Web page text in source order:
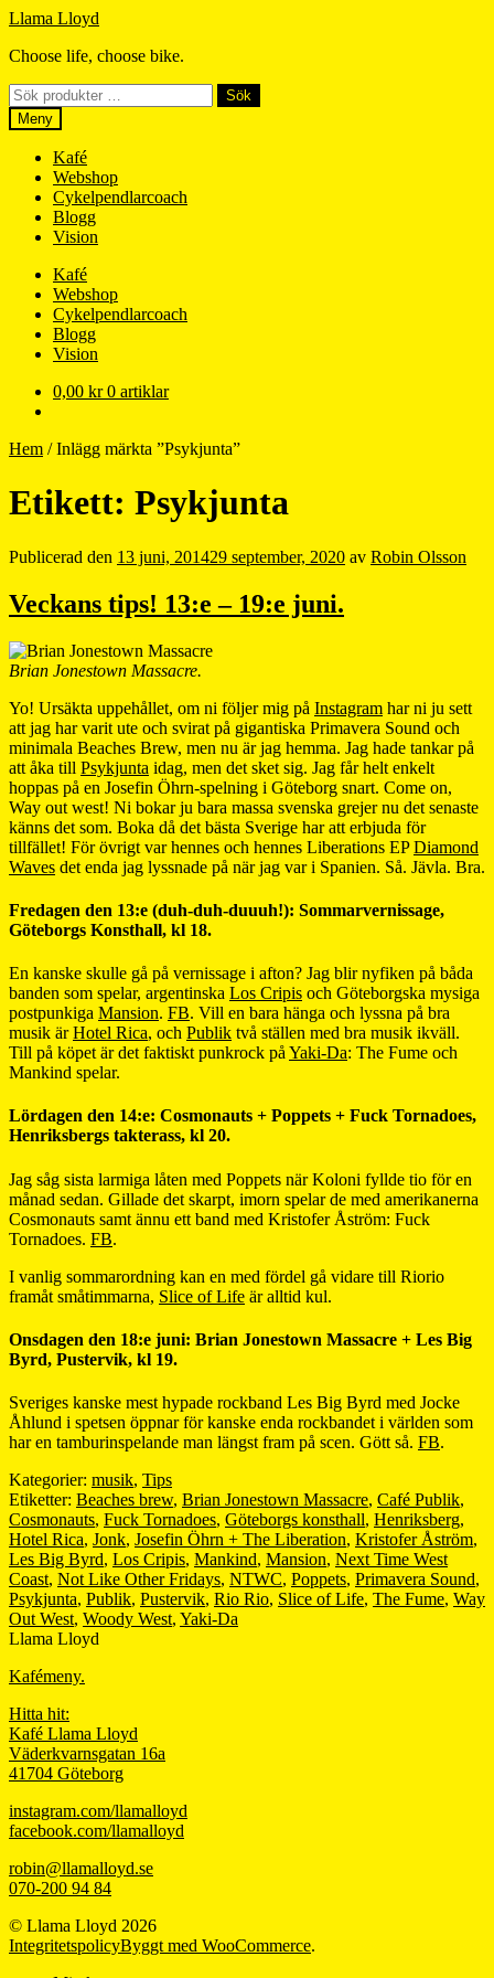
Hoppa
navigering
Hoppa
innehåll
Llama Lloyd
Choose life, choose bike.
Sök
efter:
Sök
Meny
Kafé
Webshop
Cykelpendlarcoach
Blogg
Vision
Kafé
Webshop
Cykelpendlarcoach
Blogg
Vision
0,00 kr 0 artiklar
Hem /Inlägg märkta ”Psykjunta”
Etikett: Psykjunta
Publicerad den 13 juni, 201429 september, 2020 av Robin Olsson
Veckans tips! 13:e – 19:e juni.
Brian Jonestown Massacre.
Yo! Ursäkta uppehållet, om ni följer mig på Instagram har ni ju sett
att jag har varit ute och svirat på gigantiska Primavera Sound och
minimala Beaches Brew, men nu är jag hemma. Jag hade tankar på
att åka till Psykjunta idag, men det sket sig. Jag får helt enkelt
hoppas på en Josefin Öhrn-spelning i Göteborg snart. Come on,
Way out west! Ni bokar ju bara massa svenska grejer nu det senaste
känns det som. Boka då det bästa Sverige har att erbjuda för
tillfället! För övrigt var hennes och hennes Liberations EPDiamond
Waves det enda jag lyssnade på när jag var i Spanien. Så. Jävla. Bra.
Fredagen den 13:e (duh-duh-duuuh!): Sommarvernissage,
Göteborgs Konsthall, kl 18.
En kanske skulle gå på vernissage i afton? Jag blir nyfiken på båda
banden som spelar, argentinska Los Cripis och Göteborgska mysiga
postpunkiga Mansion. FB. Vill en bara hänga och lyssna på bra
musik ärHotel Rica, och Publik två ställen med bra musik ikväll.
Till på köpet är det faktiskt punkrock på Yaki-Da: The Fume och
Mankind spelar.
Lördagen den 14:e: Cosmonauts + Poppets + Fuck Tornadoes,
Henriksbergs takterass, kl 20.
Jag såg sista larmiga låten med Poppets när Koloni fyllde tio för en
månad sedan. Gillade det skarpt, imorn spelar de med amerikanerna
Cosmonauts samt ännu ett band med Kristofer Åström: Fuck
Tornadoes. FB.
I vanlig sommarordning kan en med fördel gå vidare till Riorio
framåt småtimmarna, Slice of Life är alltid kul.
Onsdagen den 18:e juni: Brian Jonestown Massacre + Les Big
Byrd, Pustervik, kl 19.
Sveriges kanske mest hypade rockband Les Big Byrd med Jocke
Åhlund i spetsen öppnar för kanske enda rockbandet i världen som
har en tamburinspelande man längst fram på scen. Gött så. FB.
Kategorier: musik, Tips
Etiketter: Beaches brew, Brian Jonestown Massacre, Café Publik,
Cosmonauts, Fuck Tornadoes, Göteborgs konsthall, Henriksberg,
Hotel Rica, Jonk, Josefin Öhrn + The Liberation, Kristofer Åström,
Les Big Byrd, Los Cripis, Mankind, Mansion, Next Time West
Coast, Not Like Other Fridays, NTWC, Poppets, Primavera Sound,
Psykjunta, Publik, Pustervik, Rio Rio, Slice of Life, The Fume, Way
Out West, Woody West, Yaki-Da
Llama Lloyd
Kafémeny.
Hitta hit:
Kafé Llama Lloyd
Väderkvarnsgatan 16a
41704 Göteborg
instagram.com/llamalloyd
facebook.com/llamalloyd
robin@llamalloyd.se
070-200 94 84
© Llama Lloyd 2026
IntegritetspolicyByggt med WooCommerce.